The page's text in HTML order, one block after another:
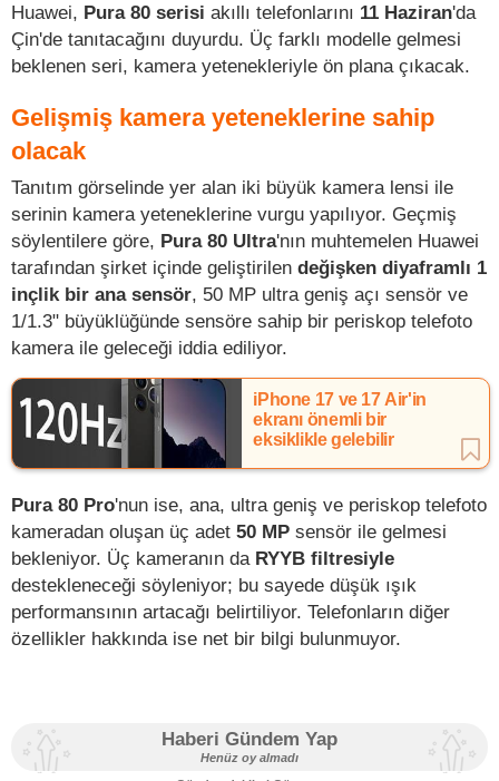
Huawei, Pura 80 serisi akıllı telefonlarını 11 Haziran'da
Çin'de tanıtacağını duyurdu. Üç farklı modelle gelmesi
beklenen seri, kamera yetenekleriyle ön plana çıkacak.
Gelişmiş kamera yeteneklerine sahip
olacak
Tanıtım görselinde yer alan iki büyük kamera lensi ile
serinin kamera yeteneklerine vurgu yapılıyor. Geçmiş
söylentilere göre, Pura 80 Ultra'nın muhtemelen Huawei
tarafından şirket içinde geliştirilen değişken diyaframlı 1
inçlik bir ana sensör, 50 MP ultra geniş açı sensör ve
1/1.3" büyüklüğünde sensöre sahip bir periskop telefoto
kamera ile geleceği iddia ediliyor.
iPhone 17 ve 17 Air'in
ekranı önemli bir
eksiklikle gelebilir
Pura 80 Pro'nun ise, ana, ultra geniş ve periskop telefoto
kameradan oluşan üç adet 50 MP sensör ile gelmesi
bekleniyor. Üç kameranın da RYYB filtresiyle
destekleneceği söyleniyor; bu sayede düşük ışık
performansının artacağı belirtiliyor. Telefonların diğer
özellikler hakkında ise net bir bilgi bulunmuyor.
Haberi Gündem Yap
Henüz oy almadı